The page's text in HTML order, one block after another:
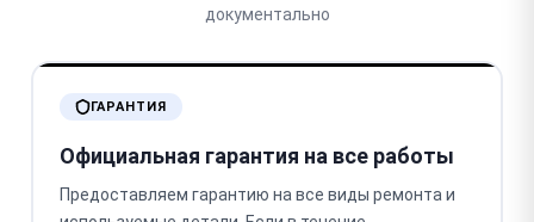
документально
ГАРАНТИЯ
Официальная гарантия на все работы
Предоставляем гарантию на все виды ремонта и